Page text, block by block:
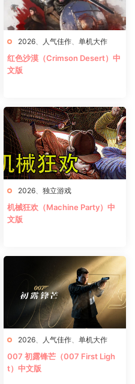
2026 人气佳作 单机大作
红色沙漠（Crimson Desert）中
文版
2026 独立游戏
机械狂欢（Machine Party）中
文版
2026 人气佳作 单机大作
007 初露锋芒（007 First Ligh
t）中文版